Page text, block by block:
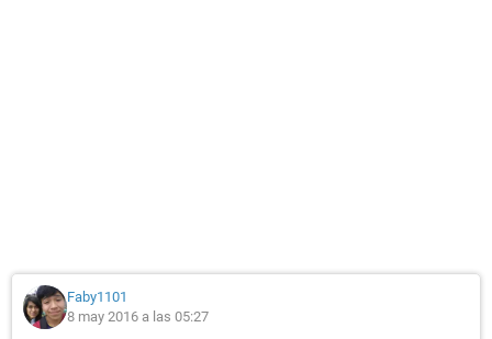
Faby1101
8 may 2016 a las 05:27